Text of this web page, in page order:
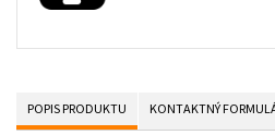
POPIS PRODUKTU KONTAKTNÝ